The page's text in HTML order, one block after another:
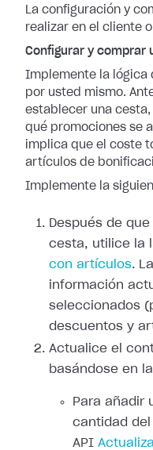
La configuración y
realizar en el cliente
Configurar y comprar
Implemente la lógica
por usted mismo.
establecer una
qué promociones se
implica que el coste
artículos de
Implemente la
Después de
cesta, utilice la
con artículos.
información
seleccionados
descuentos y
Actualice el
basándose en
Para añadir
cantidad
API